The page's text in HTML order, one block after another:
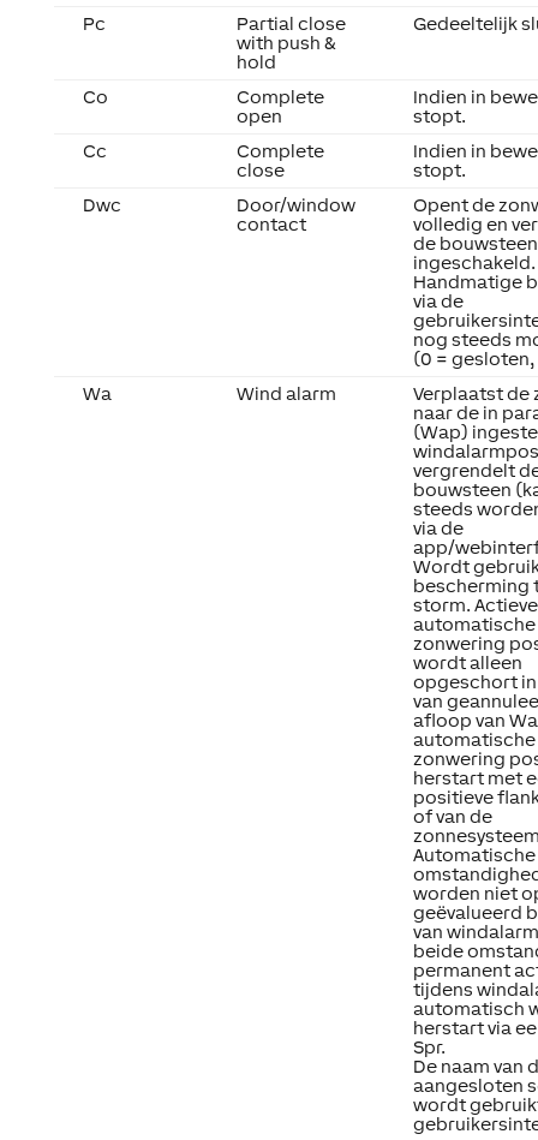
Pc
Partial close
with push &
hold
Gedeeltelijk
Co
Complete
open
Indien in
stopt.
Cc
Complete
close
Indien in
stopt.
Dwc
Door/window
contact
Opent de
volledig en
de
ingeschakeld.
Handmatige
via de
nog steeds
(0 = gesloten,
Wa
Wind alarm
Verplaatst de
naar de in
(Wap)
vergrendelt
bouwsteen
steeds
via de
app/
Wordt
bescherming
storm. Actieve
automatische
zonwering
wordt alleen
opgeschort
van
afloop van
automatische
zonwering
herstart met
positieve
of van de
Automatische
worden niet
geëvalueerd
van
beide
permanent
tijdens
automatisch
herstart via
Spr.
De naam van
aangesloten
wordt